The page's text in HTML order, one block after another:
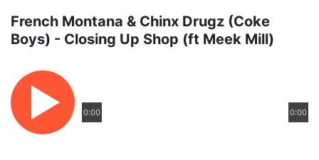
French Montana & Chinx Drugz (Coke
Boys) - Closing Up Shop (ft Meek Mill)
0:00 0:00